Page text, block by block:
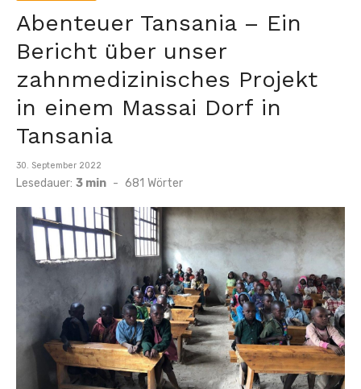
Abenteuer Tansania – Ein
Bericht über unser
zahnmedizinisches Projekt
in einem Massai Dorf in
Tansania
Veröffentlicht
am
30. September 2022
Lesedauer: 3 min - 681 Wörter